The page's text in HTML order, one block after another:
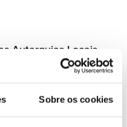
Sobre os cookies
Autarquias Locais
Portugal